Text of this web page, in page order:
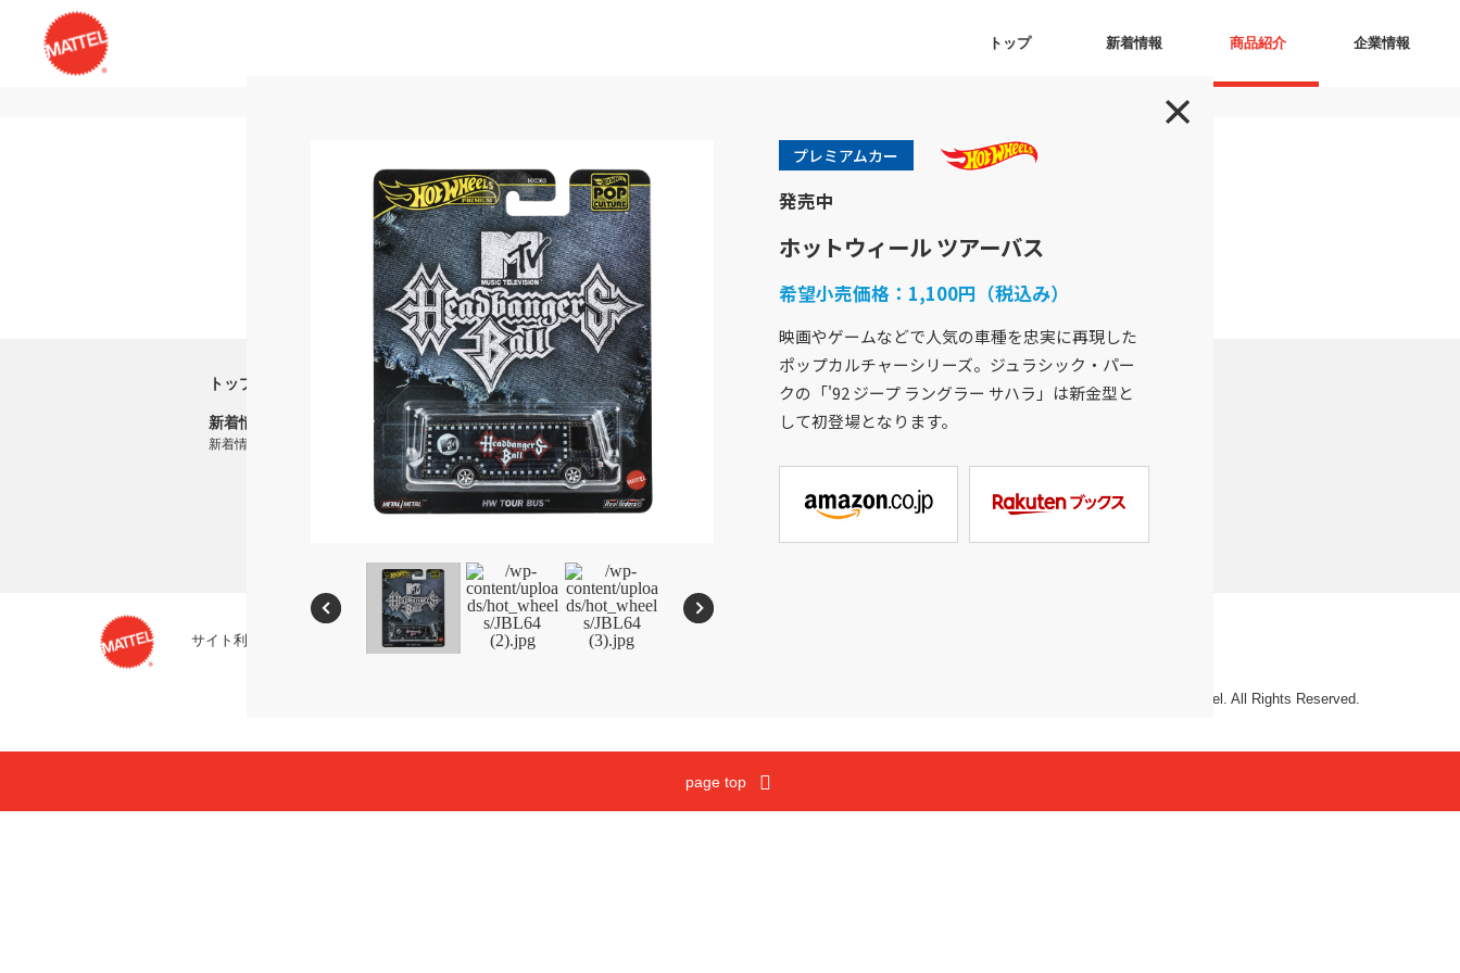
トップ 新着情報 商品紹介 企業情報
プレミアムカー
発売中
ホットウィール ツアーバス
希望小売価格： 1,100円（税込み）
映画やゲームなどで人気の車種を忠実に再現した
ポップカルチャーシリーズ。ジュラシック・パー
クの「'92 ジープ ラングラー サハラ」は新金型と
して初登場となります。
トップ
新着情報
新着情報一覧
商品紹介
バービー
フィッシャープライス
きかんしゃトーマス
ホットウィール
メガブロック
ウノ
企業情報
企業概要
社会貢献活動
アクセスマップ
サイト利用条件 プライバシーポリシー Cookies and Related Technology Notice
© 2026 Mattel. All Rights Reserved.
page top